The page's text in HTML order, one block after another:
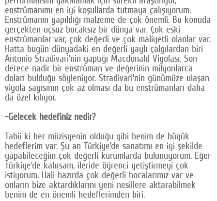
enstrümanımı en iyi koşullarda tutmaya çalışıyorum.
Enstrümanın yapıldığı malzeme de çok önemli. Bu konuda
gerçekten uçsuz bucaksız bir dünya var. Çok eski
enstrümanlar var, çok değerli ve çok maliyetli olanlar var.
Hatta bugün dünyadaki en değerli yaylı çalgılardan biri
Antonio Stradivari’nin yaptığı Macdonald Viyolası. Son
derece nadir bir enstrüman ve değerinin milyonlarca
doları bulduğu söyleniyor. Stradivari’nin günümüze ulaşan
viyola sayısının çok az olması da bu enstrümanları daha
da özel kılıyor.
-Gelecek hedefiniz nedir?
Tabii ki her müzisyenin olduğu gibi benim de büyük
hedeflerim var. Şu an Türkiye’de sanatımı en iyi şekilde
yapabileceğim çok değerli kurumlarda bulunuyorum. Eğer
Türkiye’de kalırsam, ileride öğrenci yetiştirmeyi çok
istiyorum. Hali hazırda çok değerli hocalarımız var ve
onların bize aktardıklarını yeni nesillere aktarabilmek
benim de en önemli hedeflerimden biri.